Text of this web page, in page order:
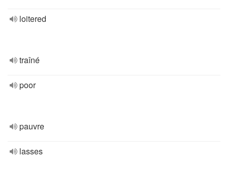
loitered
traîné
poor
pauvre
lasses